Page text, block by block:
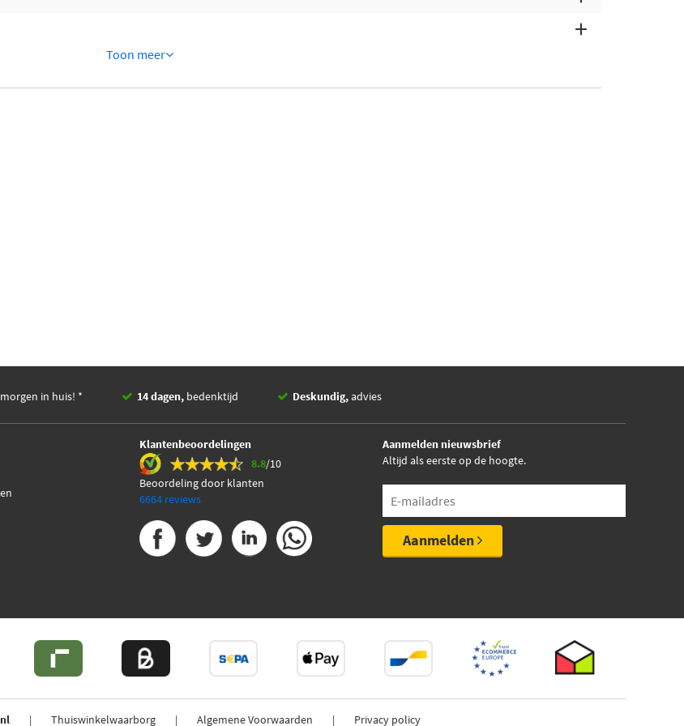
Toon meer
morgen in huis! * 14 dagen, bedenktijd Deskundig,advies
Klantenbeoordelingen
8.8/10
Beoordeling door klanten
6664 reviews
Aanmelden nieuwsbrief
Altijd als eerste op de hoogte.
Aanmelden
Thuiswinkelwaarborg Algemene Voorwaarden Privacy policy